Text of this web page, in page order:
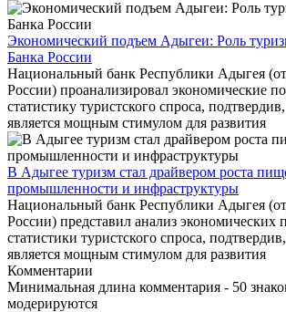
Экономический подъем Адыгеи: Роль
Банка России
Национальный банк Республики Адыгея
России) проанализировал экономические
статистику туристского спроса,
является мощным стимулом для развития
В Адыгее туризм стал драйвером роста
промышленности и инфраструктуры
Национальный банк Республики Адыгея
России) представил анализ экономических
статистики туристского спроса,
является мощным стимулом для развития
Комментарии
Минимальная длина комментария - 50
модерируются